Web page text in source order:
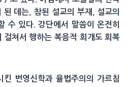
된 데는, 참된 설교의 부재, 설교의
수 있다. 강단에서 말씀이 온전히
걸쳐서 행하는 복음적 회개도 회복
번영신학과 율법주의의 가르침